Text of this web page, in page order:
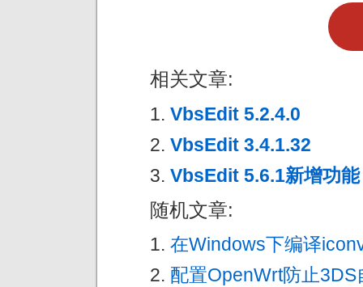
相关文章:
VbsEdit 5.2.4.0
VbsEdit 3.4.1.32
VbsEdit 5.6.1新增功能
随机文章:
在Windows下编译
配置OpenWrt防止3DS